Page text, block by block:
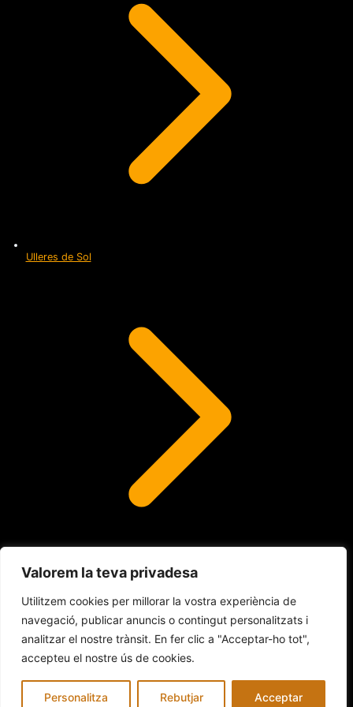
Valorem la teva privadesa
Utilitzem cookies per millorar la vostra experiència de
navegació, publicar anuncis o contingut personalitzats i
analitzar el nostre trànsit. En fer clic a "Acceptar-ho tot",
accepteu el nostre ús de cookies.
Personalitza Rebutjar Acceptar
Ulleres de Sol
Lents de contacte
© 2026 INDALO ÓPTICA